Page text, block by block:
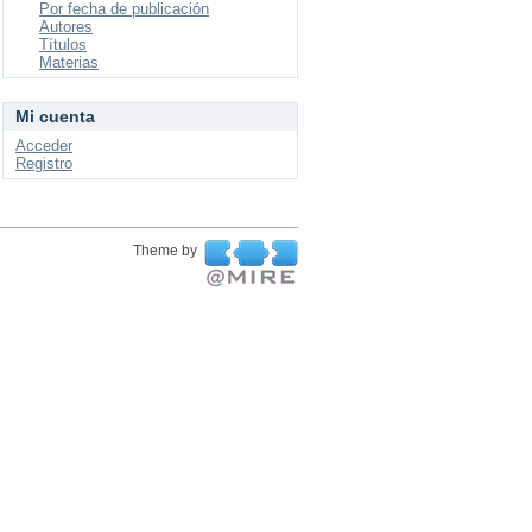
Por fecha de publicación
Autores
Títulos
Materias
Mi cuenta
Acceder
Registro
Theme by